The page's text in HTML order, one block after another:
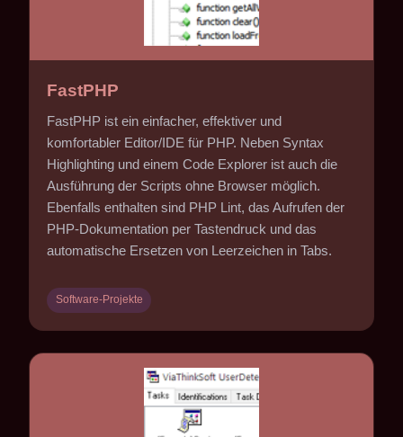
FastPHP
FastPHP ist ein einfacher, effektiver und
komfortabler Editor/IDE für PHP. Neben Syntax
Highlighting und einem Code Explorer ist auch die
Ausführung der Scripts ohne Browser möglich.
Ebenfalls enthalten sind PHP Lint, das Aufrufen der
PHP-Dokumentation per Tastendruck und das
automatische Ersetzen von Leerzeichen in Tabs.
Software-Projekte